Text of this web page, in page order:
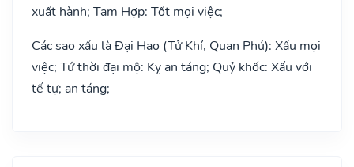
xuất hành; Tam Hợp: Tốt mọi việc;
Các sao xấu là Đại Hao (Tử Khí, Quan Phú): Xấu mọi
việc; Tứ thời đại mộ: Kỵ an táng; Quỷ khốc: Xấu với
tế tự; an táng;